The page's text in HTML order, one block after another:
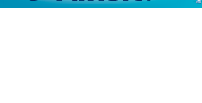
AK Parti’ye katılıyor